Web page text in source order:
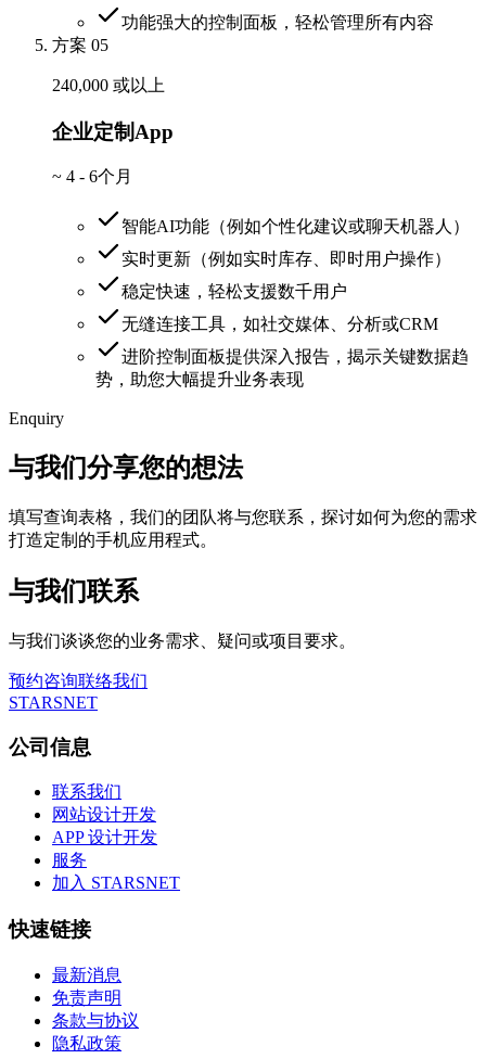
功能强大的控制面板，轻松管理所有内容
方案 05
240,000 或以上
企业定制App
~ 4 - 6个月
智能AI功能（例如个性化建议或聊天机器人）
实时更新（例如实时库存、即时用户操作）
稳定快速，轻松支援数千用户
无缝连接工具，如社交媒体、分析或CRM
进阶控制面板提供深入报告，揭示关键数据趋
势，助您大幅提升业务表现
Enquiry
与我们分享您的想法
填写查询表格，我们的团队将与您联系，探讨如何为您的需求
打造定制的手机应用程式。
与我们联系
与我们谈谈您的业务需求、疑问或项目要求。
预约咨询联络我们
STARSNET
公司信息
联系我们
网站设计开发
APP 设计开发
服务
加入 STARSNET
快速链接
最新消息
免责声明
条款与协议
隐私政策